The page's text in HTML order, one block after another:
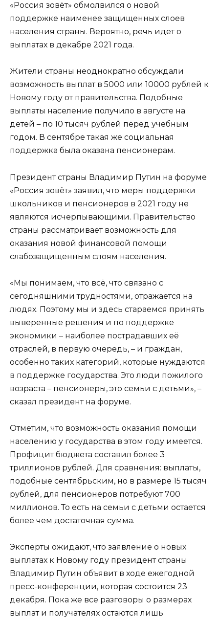
«Россия зовёт» обмолвился о новой
поддержке наименее защищенных слоев
населения страны. Вероятно, речь идет о
выплатах в декабре 2021 года.
Жители страны неоднократно обсуждали
возможность выплат в 5000 или 10000 рублей к
Новому году от правительства. Подобные
выплаты население получило в августе на
детей – по 10 тысяч рублей перед учебным
годом. В сентябре такая же социальная
поддержка была оказана пенсионерам.
Президент страны Владимир Путин на форуме
«Россия зовёт» заявил, что меры поддержки
школьников и пенсионеров в 2021 году не
являются исчерпывающими. Правительство
страны рассматривает возможность для
оказания новой финансовой помощи
слабозащищенным слоям населения.
«Мы понимаем, что всё, что связано с
сегодняшними трудностями, отражается на
людях. Поэтому мы и здесь стараемся принять
выверенные решения и по поддержке
экономики – наиболее пострадавших её
отраслей, в первую очередь, – и граждан,
особенно таких категорий, которые нуждаются
в поддержке государства. Это люди пожилого
возраста – пенсионеры, это семьи с детьми», –
сказал президент на форуме.
Отметим, что возможность оказания помощи
населению у государства в этом году имеется.
Профицит бюджета составил более 3
триллионов рублей. Для сравнения: выплаты,
подобные сентябрьским, но в размере 15 тысяч
рублей, для пенсионеров потребуют 700
миллионов. То есть на семьи с детьми остается
более чем достаточная сумма.
Эксперты ожидают, что заявление о новых
выплатах к Новому году президент страны
Владимир Путин объявит в ходе ежегодной
пресс-конференции, которая состоится 23
декабря. Пока же все разговоры о размерах
выплат и получателях остаются лишь